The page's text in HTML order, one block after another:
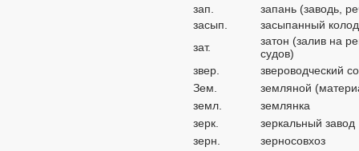
зап.
запань (заводь,
засып.
засыпанный
зат.
затон (залив на
судов)
звер.
звероводческий
Зем.
земляной
земл.
землянка
зерк.
зеркальный завод
зерн.
зерносовхоз